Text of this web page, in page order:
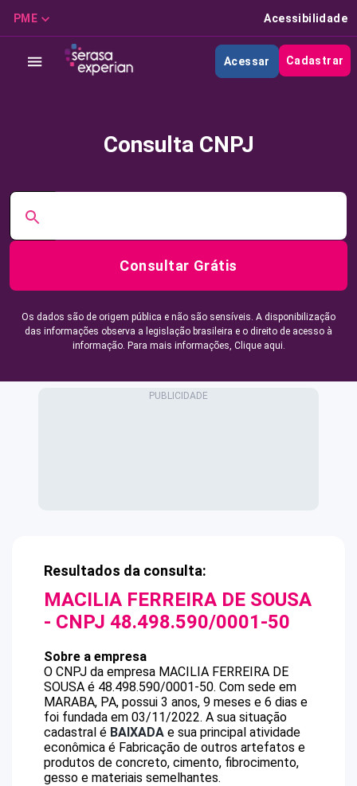
PME Acessibilidade
Acessar Cadastrar
Consulta CNPJ
Consultar Grátis
Os dados são de origem pública e não são sensíveis. A disponibilização
das informações observa a legislação brasileira e o direito de acesso à
informação. Para mais informações, Clique aqui.
Resultados da consulta:
MACILIA FERREIRA DE SOUSA
- CNPJ 48.498.590/0001-50
Sobre a empresa
O CNPJ da empresa MACILIA FERREIRA DE
SOUSA é 48.498.590/0001-50. Com sede em
MARABA, PA, possui 3 anos, 9 meses e 6 dias e
foi fundada em 03/11/2022. A sua situação
cadastral é BAIXADA e sua principal atividade
econômica é Fabricação de outros artefatos e
produtos de concreto, cimento, fibrocimento,
gesso e materiais semelhantes.